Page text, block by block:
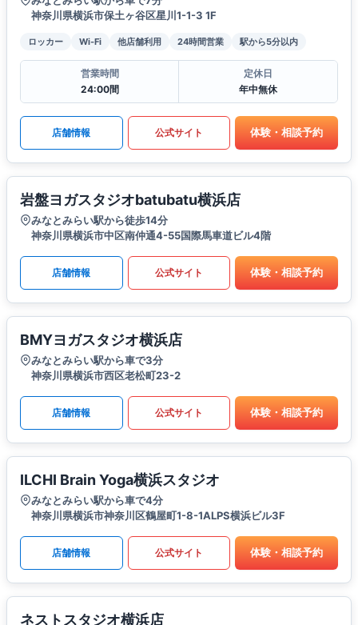
神奈川県横浜市保土ヶ谷区星川1-1-3 1F
ロッカー Wi-Fi 他店舗利用 24時間営業 駅から5分以内
営業時間
24:00間
定休日
年中無休
店舗情報 公式サイト 体験・相談予約
岩盤ヨガスタジオbatubatu横浜店
みなとみらい駅から徒歩14分
神奈川県横浜市中区南仲通4-55国際馬車道ビル4階
店舗情報 公式サイト 体験・相談予約
BMYヨガスタジオ横浜店
みなとみらい駅から車で3分
神奈川県横浜市西区老松町23-2
店舗情報 公式サイト 体験・相談予約
ILCHI Brain Yoga横浜スタジオ
みなとみらい駅から車で4分
神奈川県横浜市神奈川区鶴屋町1-8-1ALPS横浜ビル3F
店舗情報 公式サイト 体験・相談予約
ネストスタジオ横浜店